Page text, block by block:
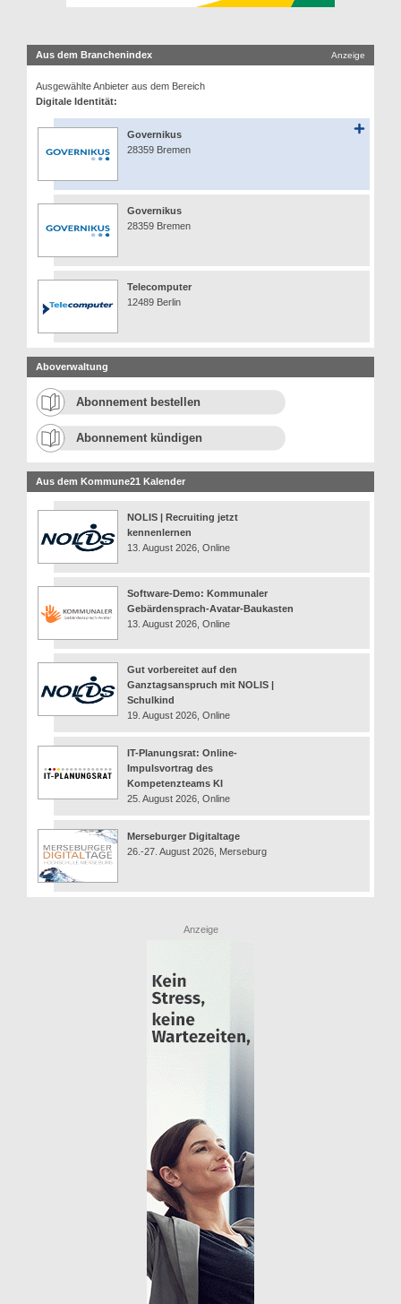
Aus dem Branchenindex Anzeige
Ausgewählte Anbieter aus dem Bereich
Digitale Identität:
Governikus
28359 Bremen
Governikus
28359 Bremen
Telecomputer
12489 Berlin
Aboverwaltung
Abonnement bestellen
Abonnement kündigen
Aus dem Kommune21 Kalender
NOLIS | Recruiting jetzt
kennenlernen
13. August 2026, Online
Software-Demo: Kommunaler
Gebärdensprach-Avatar-Baukasten
13. August 2026, Online
Gut vorbereitet auf den
Ganztagsanspruch mit NOLIS |
Schulkind
19. August 2026, Online
IT-Planungsrat: Online-
Impulsvortrag des
Kompetenzteams KI
25. August 2026, Online
Merseburger Digitaltage
26.-27. August 2026, Merseburg
Anzeige